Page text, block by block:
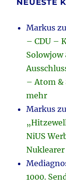
NEUESTE
Markus
– CDU –
– Atom &
mehr
Markus
NiUS
Nuklearer
1000.